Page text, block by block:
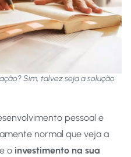
Sim, talvez seja a solução
pessoal e
normal que veja a
o investimento na sua